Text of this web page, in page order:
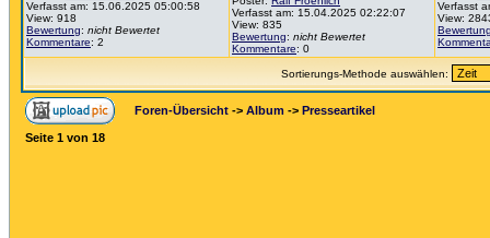
Verfasst am: 15.06.2025 05:00:58
View: 918
Bewertung: nicht Bewertet
Kommentare: 2
Verfasst am: 15.04.2025 02:22:07
View: 835
Bewertung: nicht Bewertet
Kommentare: 0
Verfasst
View:
Sortierungs-Methode auswählen:
Foren-Übersicht -> Album -> Presseartikel
Seite 1 von 18